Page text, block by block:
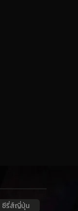
ซีรี่ส์ญี่ปุ่น